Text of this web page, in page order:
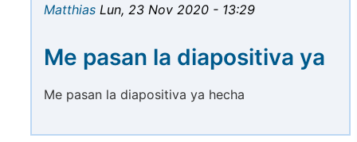
Matthias Lun, 23 Nov 2020 - 13:29
Me pasan la diapositiva ya
Me pasan la diapositiva ya hecha